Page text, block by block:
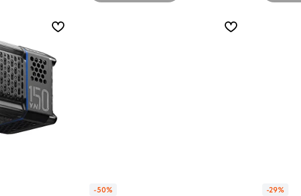
-50% -29%